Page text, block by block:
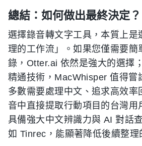
總結：如何做出最終決定？
選擇錄音轉文字工具，本質上是
理的工作流」。如果您僅需要簡
錄，Otter.ai 依然是強大的選擇
精通技術，MacWhisper 值得嘗
多數需要處理中文、追求高效率
音中直接提取行動項目的台灣用
具備強大中文辨識力與 AI 對話
如 Tinrec，能顯著降低後續整理